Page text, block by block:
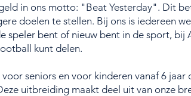
in ons motto: "Beat Yesterday". Dit
doelen te stellen. Bij ons is iedereen
speler bent of nieuw bent in de sport, bij
kunt delen.
seniors en voor kinderen vanaf 6
uitbreiding maakt deel uit van onze